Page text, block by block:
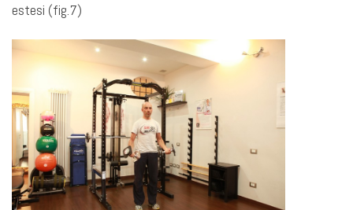
estesi (fig.7)